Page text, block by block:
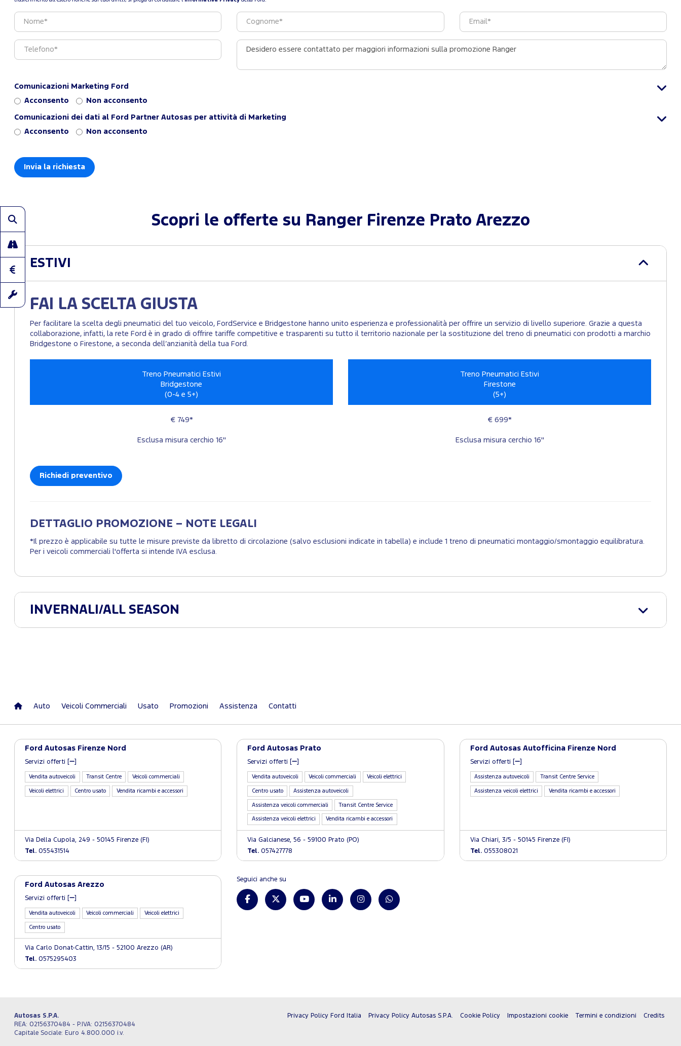
Comunicazioni Marketing Ford
Acconsento Non acconsento
Comunicazioni dei dati al Ford Partner Autosas per attività di Marketing
Acconsento Non acconsento
Scopri le offerte su Ranger Firenze Prato Arezzo
ESTIVI
FAI LA SCELTA GIUSTA
Per facilitare la scelta degli pneumatici del tuo veicolo, FordService e Bridgestone hanno unito esperienza e professionalità per offrire un servizio di livello superiore. Grazie a questa
collaborazione, infatti, la rete Ford è in grado di offrire tariffe competitive e trasparenti su tutto il territorio nazionale per la sostituzione del treno di pneumatici con prodotti a marchio
Bridgestone o Firestone, a seconda dell’anzianità della tua Ford.
Treno Pneumatici Estivi
Bridgestone
(0-4 e 5+)
€ 749*
Esclusa misura cerchio 16"
Treno Pneumatici Estivi
Firestone
(5+)
€ 699*
Esclusa misura cerchio 16"
Richiedi preventivo
DETTAGLIO PROMOZIONE – NOTE LEGALI
*Il prezzo è applicabile su tutte le misure previste da libretto di circolazione (salvo esclusioni indicate in tabella) e include 1 treno di pneumatici montaggio/smontaggio equilibratura.
Per i veicoli commerciali l'offerta si intende IVA esclusa.
INVERNALI/ALL SEASON
Auto Veicoli Commerciali Usato Promozioni Assistenza Contatti
Ford Autosas Firenze Nord
Servizi offerti [
Vendita autoveicoli Transit Centre Veicoli commerciali
Veicoli elettrici Centro usato Vendita ricambi e accessori
Via Della Cupola, 249 - 50145 Firenze (FI)
Tel. 055431514
Ford Autosas Prato
Servizi offerti [
Vendita autoveicoli Veicoli commerciali Veicoli elettrici
Centro usato Assistenza autoveicoli
Assistenza veicoli commerciali Transit Centre Service
Assistenza veicoli elettrici Vendita ricambi e accessori
Via Galcianese, 56 - 59100 Prato (PO)
Tel. 057427778
Ford Autosas Autofficina Firenze Nord
Servizi offerti [ ]
Assistenza autoveicoli Transit Centre Service
Assistenza veicoli elettrici Vendita ricambi e accessori
Via Chiari, 3/5 - 50145 Firenze (FI)
Tel.055308021
Ford Autosas Arezzo
Servizi offerti [
Vendita autoveicoli Veicoli commerciali Veicoli elettrici
Centro usato
Via Carlo Donat-Cattin, 13/15 - 52100 Arezzo (AR)
Tel. 0575295403
Seguici anche su
Autosas S.P.A.
REA: 02156370484 - P.IVA: 02156370484
Capitale Sociale: Euro 4.800.000 i.v.
Privacy Policy Ford Italia Privacy Policy Autosas S.P.A. Cookie Policy Impostazioni cookie Termini e condizioni Credits